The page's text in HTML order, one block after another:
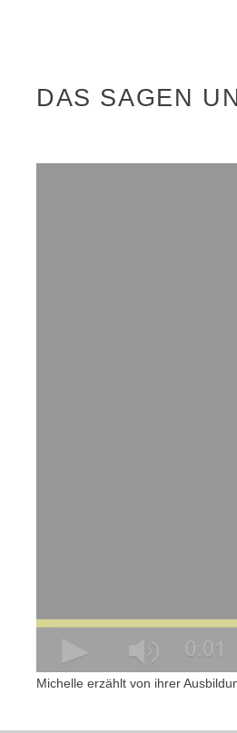
DAS SAGEN
Michelle erzählt von ihrer